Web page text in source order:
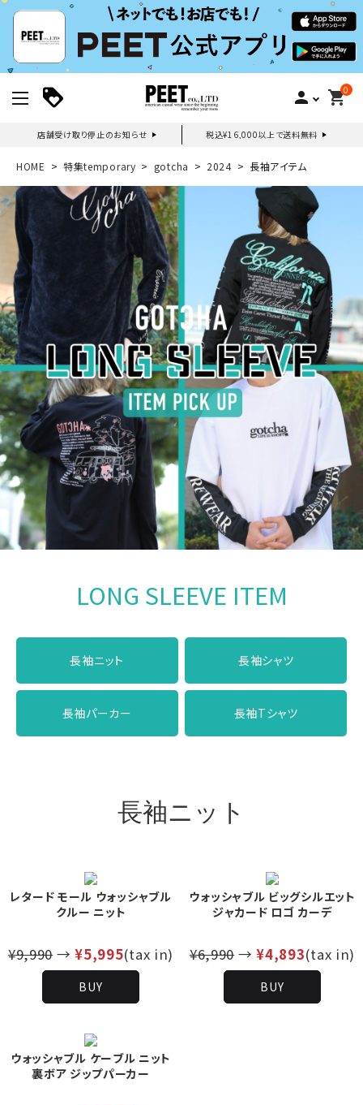
person 0
shopping_cart
店舗受け取り停止のお知らせ 税込¥16,000以上で送料無料
新規会員登録｜ログイン
ご利用ガイド
詳しい条件から探す
HOME 特集temporary gotcha 2024 長袖アイテム
LONG SLEEVE ITEM
長袖ニット 長袖シャツ
長袖パーカー 長袖Tシャツ
長袖ニット
レタード モール ウォッシャブル
クルー ニット
¥9,990→¥5,995(tax in)
BUY
ウォッシャブル ビッグシルエット
ジャカード ロゴ カーデ
¥6,990→¥4,893(tax in)
BUY
ウォッシャブル ケーブル ニット
裏ボア ジップパーカー